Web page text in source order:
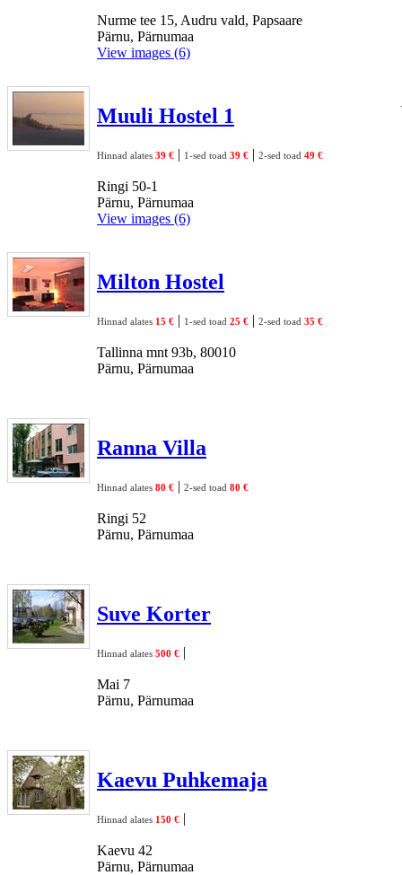
Nurme tee 15, Audru vald, Papsaare
Pärnu, Pärnumaa
View images (6)
Muuli Hostel 1
Hinnad alates 39 € | 1-sed toad 39 € | 2-sed toad 49 €
Ringi 50-1
Pärnu, Pärnumaa
View images (6)
Milton Hostel
Hinnad alates 15 € | 1-sed toad 25 € | 2-sed toad 35 €
Tallinna mnt 93b, 80010
Pärnu, Pärnumaa
Ranna Villa
Hinnad alates 80 € | 2-sed toad 80 €
Ringi 52
Pärnu, Pärnumaa
Suve Korter
Hinnad alates 500 € |
Mai 7
Pärnu, Pärnumaa
Kaevu Puhkemaja
Hinnad alates 150 € |
Kaevu 42
Pärnu, Pärnumaa